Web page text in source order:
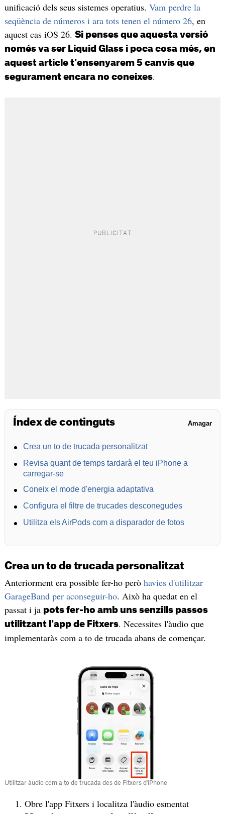
unificació dels seus sistemes operatius. Vam perdre la
seqüència de números i ara tots tenen el número 26, en
aquest cas iOS 26. Si penses que aquesta versió
només va ser Liquid Glass i poca cosa més, en
aquest article t'ensenyarem 5 canvis que
segurament encara no coneixes.
Índex de continguts Amagar
Crea un to de trucada personalitzat
Revisa quant de temps tardarà el teu iPhone a
carregar-se
Coneix el mode d'energia adaptativa
Configura el filtre de trucades desconegudes
Utilitza els AirPods com a disparador de fotos
Crea un to de trucada personalitzat
Anteriorment era possible fer-ho però havies d'utilitzar
GarageBand per aconseguir-ho. Això ha quedat en el
passat i ja pots fer-ho amb uns senzills passos
utilitzant l'app de Fitxers. Necessites l'àudio que
implementaràs com a to de trucada abans de començar.
Utilitzar àudio com a to de trucada des de Fitxers d'iPhone
Obre l'app Fitxers i localitza l'àudio esmentat